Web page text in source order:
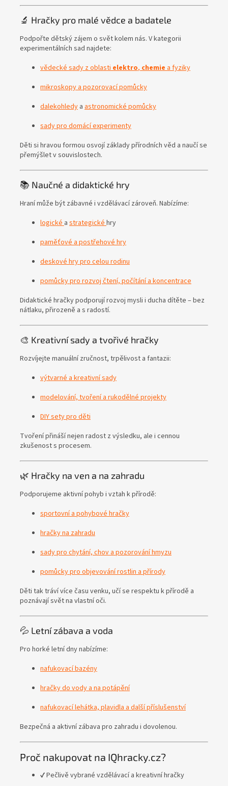
🔬 Hračky pro malé vědce a badatele
Podpořte dětský zájem o svět kolem nás. V kategorii
experimentálních sad najdete:
vědecké sady z oblastielektro,chemiea fyziky
mikroskopy a pozorovací pomůcky
dalekohledy a astronomické pomůcky
sady pro domácí experimenty
Děti si hravou formou osvojí základy přírodních věd a naučí se
přemýšlet v souvislostech.
📚 Naučné a didaktické hry
Hraní může být zábavné i vzdělávací zároveň. Nabízíme:
logickéa strategickéhry
paměťové a postřehové hry
deskové hry pro celou rodinu
pomůcky pro rozvoj čtení, počítání a koncentrace
Didaktické hračky podporují rozvoj mysli i ducha dítěte – bez
nátlaku, přirozeně a s radostí.
🎨 Kreativní sady a tvořivé hračky
Rozvíjejte manuální zručnost, trpělivost a fantazii:
výtvarné a kreativní sady
modelování, tvoření a rukodělné projekty
DIY sety pro děti
Tvoření přináší nejen radost z výsledku, ale i cennou
zkušenost s procesem.
🌿 Hračky na ven a na zahradu
Podporujeme aktivní pohyb i vztah k přírodě:
sportovní a pohybové hračky
hračky na zahradu
sady pro chytání, chov a pozorování hmyzu
pomůcky pro objevování rostlin a přírody
Děti tak tráví více času venku, učí se respektu k přírodě a
poznávají svět na vlastní oči.
💦 Letní zábava a voda
Pro horké letní dny nabízíme:
nafukovací bazény
hračky do vody a na potápění
nafukovací lehátka, plavidla a další příslušenství
Bezpečná a aktivní zábava pro zahradu i dovolenou.
Proč nakupovat na IQhracky.cz?
✔️ Pečlivě vybrané vzdělávací a kreativní hračky